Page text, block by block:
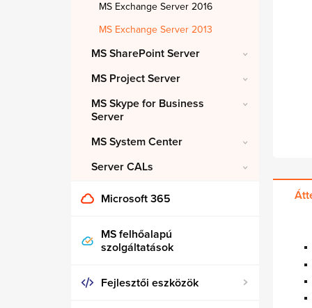
MS Exchange Server 2016
MS Exchange Server 2013
MS SharePoint Server
MS Project Server
MS Skype for Business
Server
MS System Center
Server CALs
Microsoft 365
MS felhőalapú
szolgáltatások
Fejlesztői eszközök